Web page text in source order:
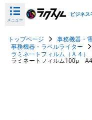
メニュー
ビジネス
トップページ
事務機器・
事務機器・ラベルライター
ラミネートフィルム（Ａ４）
ラミネートフィルム100μ